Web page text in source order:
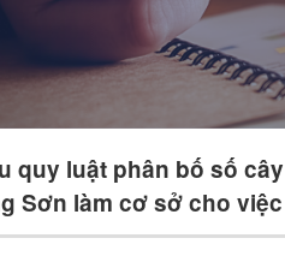
quy luật phân bố số
Sơn làm cơ sở cho